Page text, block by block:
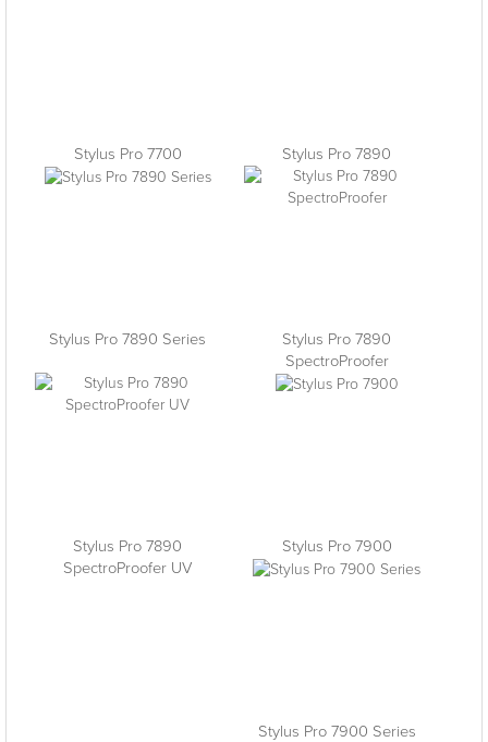
Stylus Pro 7700 Stylus Pro 7890
Stylus Pro 7890 Series
Stylus Pro 7890
SpectroProofer
Stylus Pro 7890
SpectroProofer UV
Stylus Pro 7900
Stylus Pro 7900 Series